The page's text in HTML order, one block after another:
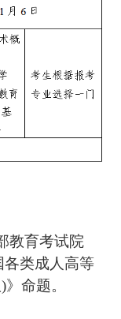
教育考试院
各类成人高等
命题。